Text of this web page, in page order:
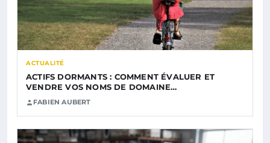
ACTUALITÉ
ACTIFS DORMANTS : COMMENT ÉVALUER ET
VENDRE VOS NOMS DE DOMAINE…
FABIEN AUBERT